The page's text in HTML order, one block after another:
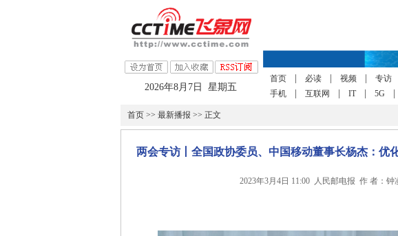
2026年8月7日 星期五
首页 必读 视频 专访
手机
互联网 IT 5G
首页>> 最新播报 >> 正文
两会专访丨全国政协委员、中国移动董事长杨杰：优
2023年3月4日 11:00 人民邮电报 作 者：钟